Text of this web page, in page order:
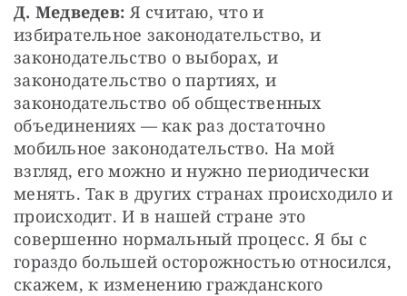
Д. Медведев: Я считаю, что и
избирательное законодательство, и
законодательство о выборах, и
законодательство о партиях, и
законодательство об общественных
объединениях — как раз достаточно
мобильное законодательство. На мой
взгляд, его можно и нужно периодически
менять. Так в других странах происходило и
происходит. И в нашей стране это
совершенно нормальный процесс. Я бы с
гораздо большей осторожностью относился,
скажем, к изменению гражданского